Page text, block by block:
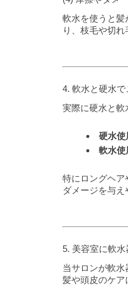
軟水を使うと髪
り、枝毛や切れ
4. 軟水と硬水
実際に硬水と軟
硬水使
軟水使
特にロングヘア
ダメージを与え
5. 美容室に軟
当サロンが軟水
髪や頭皮のケア